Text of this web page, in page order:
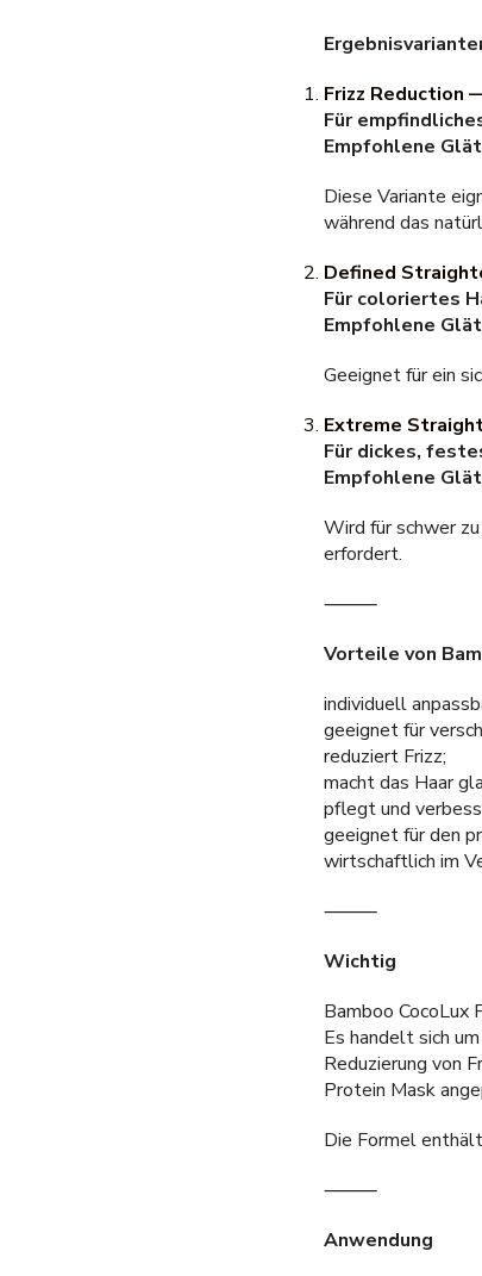
Frizz Reduction
Für
Empfohlene
Diese Variante
während das
Defined
Für coloriertes
Empfohlene
Geeignet für ein
Extreme
Für dickes,
Empfohlene
Wird für schwer
erfordert.
⸻
Vorteile von
individuell
geeignet für
reduziert Frizz;
macht das Haar
pflegt und
geeignet für den
wirtschaftlich im
⸻
Wichtig
Bamboo CocoLux
Es handelt sich
Reduzierung von
Protein Mask
Die Formel
⸻
Anwendung